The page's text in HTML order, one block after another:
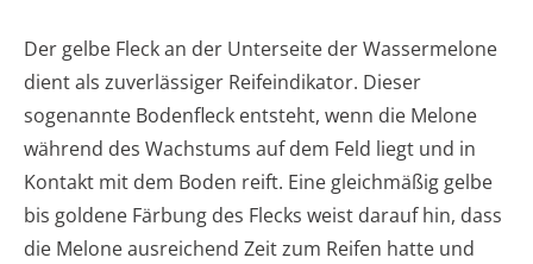
Der gelbe Fleck an der Unterseite der Wassermelone
dient als zuverlässiger Reifeindikator. Dieser
sogenannte Bodenfleck entsteht, wenn die Melone
während des Wachstums auf dem Feld liegt und in
Kontakt mit dem Boden reift. Eine gleichmäßig gelbe
bis goldene Färbung des Flecks weist darauf hin, dass
die Melone ausreichend Zeit zum Reifen hatte und